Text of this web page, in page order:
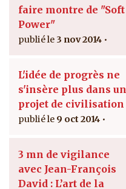
faire montre de "Soft
Power"
3 nov 2014
L'idée de progrès ne
s'insère plus dans un
projet de civilisation
9 oct 2014
3 mn de vigilance
avec Jean-François
David : L’art de la